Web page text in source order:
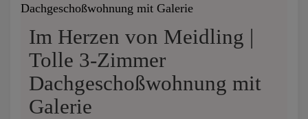
Im Herzen von Meidling |
Tolle 3-Zimmer
Dachgeschoßwohnung mit
Galerie